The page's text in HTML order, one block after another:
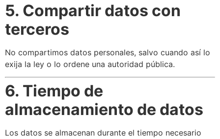
5. Compartir datos con
terceros
No compartimos datos personales, salvo cuando así lo
exija la ley o lo ordene una autoridad pública.
6. Tiempo de
almacenamiento de datos
Los datos se almacenan durante el tiempo necesario